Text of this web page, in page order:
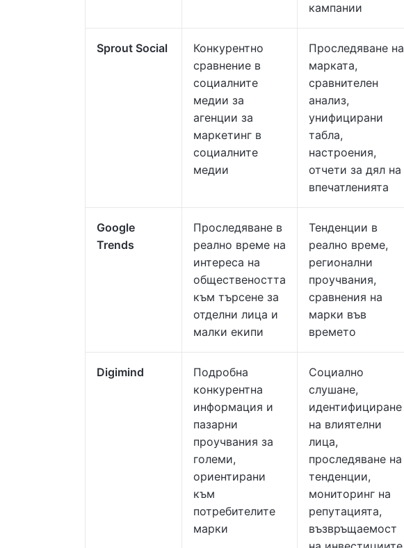
кампании
Sprout Social
Конкурентно
сравнение в
социалните
медии за
агенции за
маркетинг в
социалните
медии
Проследяване на
марката,
сравнителен
анализ,
унифицирани
табла,
настроения,
отчети за дял на
впечатленията
Google
Trends
Проследяване в
реално време на
интереса на
обществеността
към търсене за
отделни лица и
малки екипи
Тенденции в
реално време,
регионални
проучвания,
сравнения на
марки във
времето
Digimind
Подробна
конкурентна
информация и
пазарни
проучвания за
големи,
ориентирани
към
потребителите
марки
Социално
слушане,
идентифициране
на влиятелни
лица,
проследяване на
тенденции,
мониторинг на
репутацията,
възвръщаемост